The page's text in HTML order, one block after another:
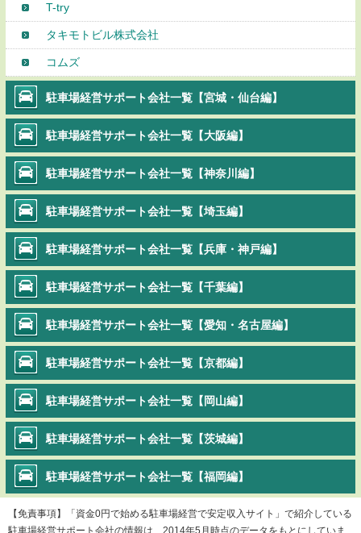
T-try
タキモトビル株式会社
コムズ
駐車場経営サポート会社一覧【宮城・仙台編】
駐車場経営サポート会社一覧【大阪編】
駐車場経営サポート会社一覧【神奈川編】
駐車場経営サポート会社一覧【埼玉編】
駐車場経営サポート会社一覧【兵庫・神戸編】
駐車場経営サポート会社一覧【千葉編】
駐車場経営サポート会社一覧【愛知・名古屋編】
駐車場経営サポート会社一覧【京都編】
駐車場経営サポート会社一覧【岡山編】
駐車場経営サポート会社一覧【茨城編】
駐車場経営サポート会社一覧【福岡編】
【免責事項】「資金0円で始める駐車場経営で安定収入サイト」で紹介している